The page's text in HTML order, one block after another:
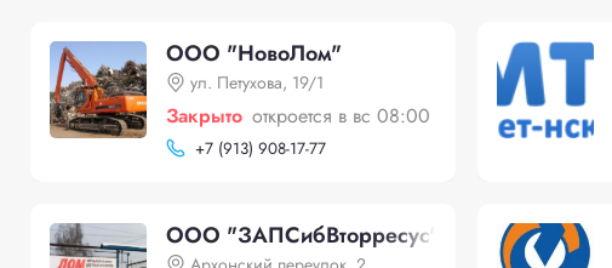
ООО "НовоЛом"
ул. Петухова, 19/1
Закрыто откроется в вс 08:00
+7 (913) 908-17-77
ООО "ЗАПСибВторресус"